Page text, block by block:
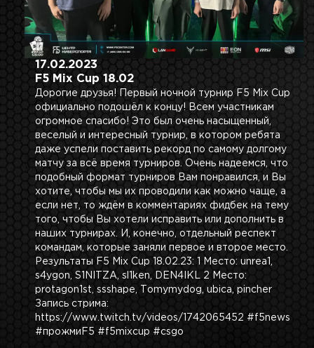
17.02.2023
F5 Mix Cup 18.02
Дорогие друзья! Первый ночной турнир F5 Mix Cup
официально подошёл к концу! Всем участникам
огромное спасибо! Это был очень насыщенный,
веселый и интересный турнир, в котором ребята
даже успели поставить рекорд по самому долгому
матчу за всё время турниров. Очень надеемся, что
подобный формат турниров Вам понравился, и Вы
хотите, чтобы мы их проводили как можно чаще, а
если нет, то ждём в комментариях фидбек на тему
того, чтобы Вы хотели исправить или дополнить в
наших турнирах. И, конечно, отдельный респект
командам, которые заняли первое и второе место.
Результаты F5 Mix Cup 18.02.23: 1 Место: unrea1,
s4ygon, S1NITZA, sl1ken, DEN4IKL 2 Место:
protagon1st, ssshape, Tomymydog, ubica, pincher
Запись стрима:
https://www.twitch.tv/videos/1742065452 #f5news
#прожмиF5 #f5mixcup #csgo